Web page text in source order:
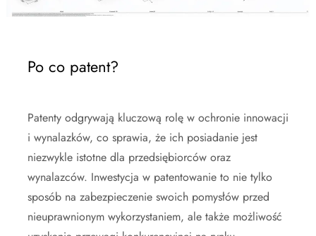
Po co patent?
Patenty odgrywają kluczową rolę w ochronie innowacji
i wynalazków, co sprawia, że ich posiadanie jest
niezwykle istotne dla przedsiębiorców oraz
wynalazców. Inwestycja w patentowanie to nie tylko
sposób na zabezpieczenie swoich pomysłów przed
nieuprawnionym wykorzystaniem, ale także możliwość